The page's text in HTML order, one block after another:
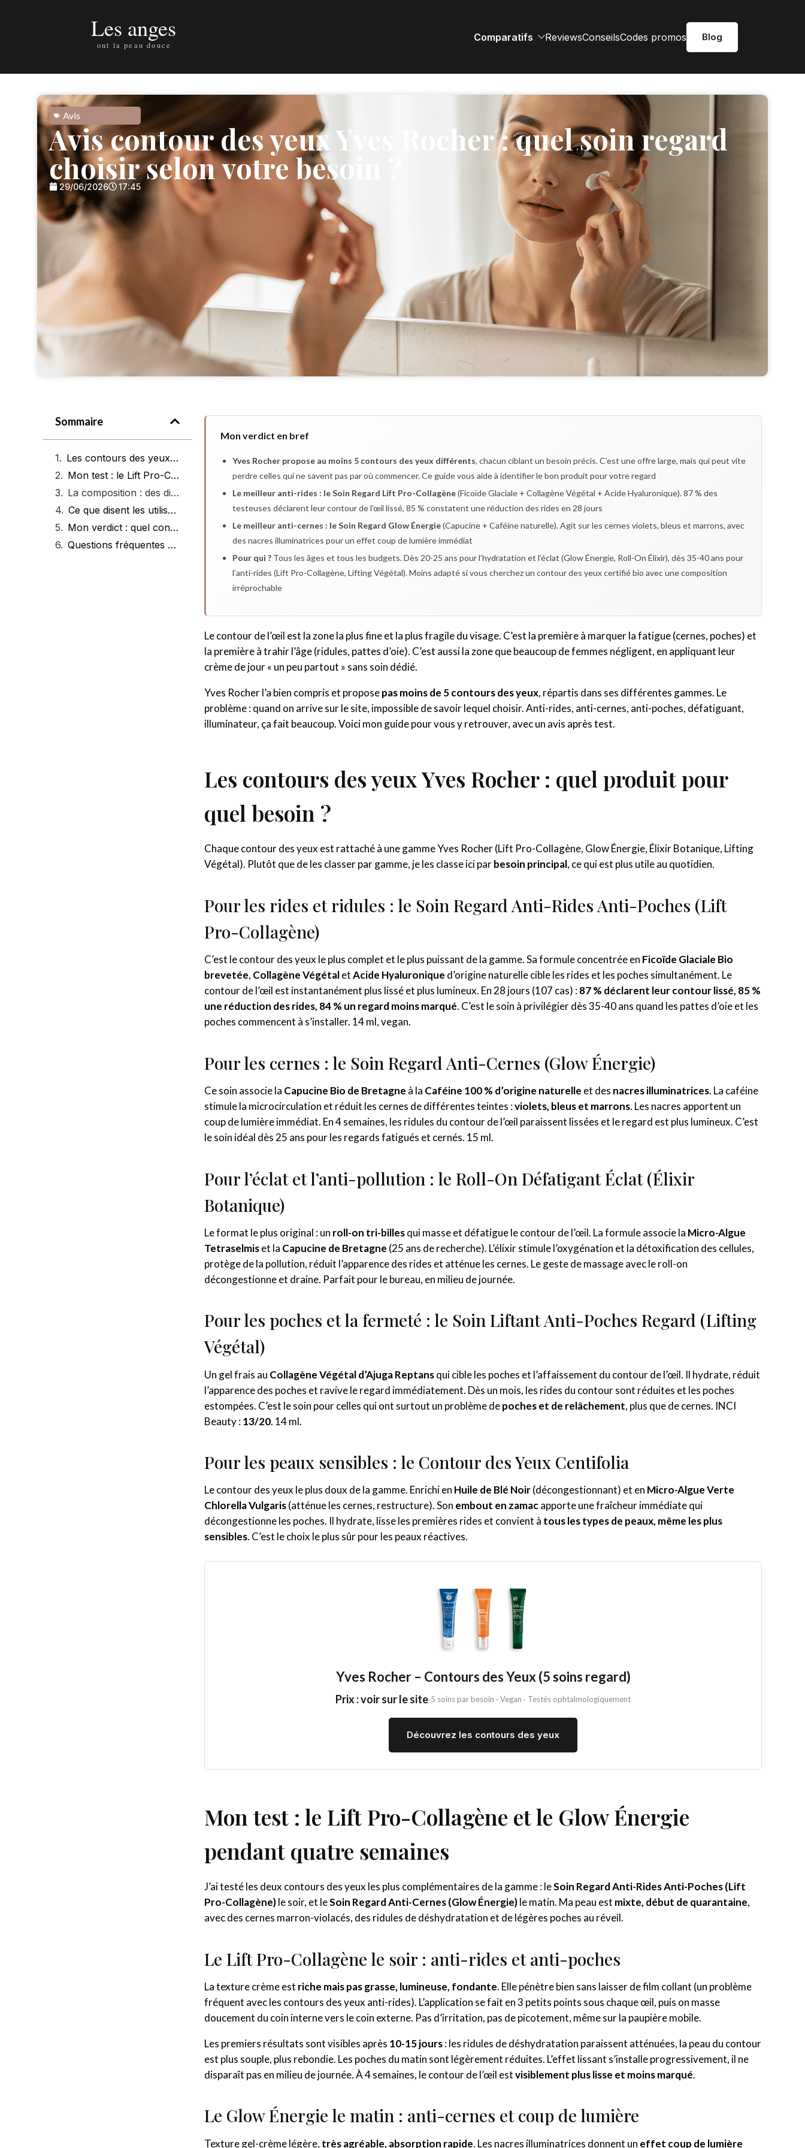
Comparatifs ReviewsConseilsCodes promos Blog
Avis
Avis contour des yeux Yves Rocher : quel soin regard
choisir selon votre besoin ?
29/06/2026 17:45
Sommaire
Les contours des yeux Yves Rocher : quel produit pour quel besoin ?
Mon test : le Lift Pro-Collagène et le Glow Énergie pendant quatre semaines
La composition : des différences selon les gammes
Ce que disent les utilisatrices
Mon verdict : quel contour des yeux choisir ?
Questions fréquentes sur les contours des yeux Yves Rocher
Mon verdict en bref
Yves Rocher propose au moins 5 contours des yeux différents, chacun ciblant un besoin précis. C’est une offre large, mais qui peut vite
perdre celles qui ne savent pas par où commencer. Ce guide vous aide à identifier le bon produit pour votre regard
Le meilleur anti-rides : le Soin Regard Lift Pro-Collagène(Ficoïde Glaciale + Collagène Végétal + Acide Hyaluronique). 87 % des
testeuses déclarent leur contour de l’œil lissé, 85 % constatent une réduction des rides en 28 jours
Le meilleur anti-cernes : le Soin Regard Glow Énergie(Capucine + Caféine naturelle). Agit sur les cernes violets, bleus et marrons, avec
des nacres illuminatrices pour un effet coup de lumière immédiat
Pour qui ? Tous les âges et tous les budgets. Dès 20-25 ans pour l’hydratation et l’éclat (Glow Énergie, Roll-On Élixir), dès 35-40 ans pour
l’anti-rides (Lift Pro-Collagène, Lifting Végétal). Moins adapté si vous cherchez un contour des yeux certifié bio avec une composition
irréprochable
Le contour de l’œil est la zone la plus fine et la plus fragile du visage. C’est la première à marquer la fatigue (cernes, poches) et
la première à trahir l’âge (ridules, pattes d’oie). C’est aussi la zone que beaucoup de femmes négligent, en appliquant leur
crème de jour « un peu partout » sans soin dédié.
Yves Rocher l’a bien compris et proposepas moins de 5 contours des yeux, répartis dans ses différentes gammes. Le
problème : quand on arrive sur le site, impossible de savoir lequel choisir. Anti-rides, anti-cernes, anti-poches, défatiguant,
illuminateur, ça fait beaucoup. Voici mon guide pour vous y retrouver, avec un avis après test.
Les contours des yeux Yves Rocher : quel produit pour
quel besoin ?
Chaque contour des yeux est rattaché à une gamme Yves Rocher (Lift Pro-Collagène, Glow Énergie, Élixir Botanique, Lifting
Végétal). Plutôt que de les classer par gamme, je les classe ici parbesoin principal, ce qui est plus utile au quotidien.
Pour les rides et ridules : le Soin Regard Anti-Rides Anti-Poches (Lift
Pro-Collagène)
C’est le contour des yeux le plus complet et le plus puissant de la gamme. Sa formule concentrée en Ficoïde Glaciale Bio
brevetée, Collagène VégétaletAcide Hyaluronique d’origine naturelle cible les rides et les poches simultanément. Le
contour de l’œil est instantanément plus lissé et plus lumineux. En 28 jours (107 cas) :87 % déclarent leur contour lissé, 85 %
une réduction des rides, 84 % un regard moins marqué. C’est le soin à privilégier dès 35-40 ans quand les pattes d’oie et les
poches commencent à s’installer. 14 ml, vegan.
Pour les cernes : le Soin Regard Anti-Cernes (Glow Énergie)
Ce soin associe la Capucine Bio de Bretagne à la Caféine 100 % d’origine naturelle et des nacres illuminatrices. La caféine
stimule la microcirculation et réduit les cernes de différentes teintes :violets, bleus et marrons. Les nacres apportent un
coup de lumière immédiat. En 4 semaines, les ridules du contour de l’œil paraissent lissées et le regard est plus lumineux. C’est
le soin idéal dès 25 ans pour les regards fatigués et cernés. 15 ml.
Pour l’éclat et l’anti-pollution : le Roll-On Défatigant Éclat (Élixir
Botanique)
Le format le plus original : un roll-on tri-billesqui masse et défatigue le contour de l’œil. La formule associe la Micro-Algue
Tetraselmiset la Capucine de Bretagne (25 ans de recherche). L’élixir stimule l’oxygénation et la détoxification des cellules,
protège de la pollution, réduit l’apparence des rides et atténue les cernes. Le geste de massage avec le roll-on
décongestionne et draine. Parfait pour le bureau, en milieu de journée.
Pour les poches et la fermeté : le Soin Liftant Anti-Poches Regard (Lifting
Végétal)
Un gel frais au Collagène Végétal d’Ajuga Reptansqui cible les poches et l’affaissement du contour de l’œil. Il hydrate, réduit
l’apparence des poches et ravive le regard immédiatement. Dès un mois, les rides du contour sont réduites et les poches
estompées. C’est le soin pour celles qui ont surtout un problème depoches et de relâchement, plus que de cernes. INCI
Beauty :13/20. 14 ml.
Pour les peaux sensibles : le Contour des Yeux Centifolia
Le contour des yeux le plus doux de la gamme. Enrichi en Huile de Blé Noir(décongestionnant) et en Micro-Algue Verte
Chlorella Vulgaris(atténue les cernes, restructure). Son embout en zamacapporte une fraîcheur immédiate qui
décongestionne les poches. Il hydrate, lisse les premières rides et convient à tous les types de peaux, même les plus
sensibles. C’est le choix le plus sûr pour les peaux réactives.
Yves Rocher – Contours des Yeux (5 soins regard)
Prix : voir sur le site·5 soins par besoin · Vegan · Testés ophtalmologiquement
Découvrez les contours des yeux
Mon test : le Lift Pro-Collagène et le Glow Énergie
pendant quatre semaines
J’ai testé les deux contours des yeux les plus complémentaires de la gamme : leSoin Regard Anti-Rides Anti-Poches (Lift
Pro-Collagène)le soir, et leSoin Regard Anti-Cernes (Glow Énergie)le matin. Ma peau est mixte, début de quarantaine,
avec des cernes marron-violacés, des ridules de déshydratation et de légères poches au réveil.
Le Lift Pro-Collagène le soir : anti-rides et anti-poches
La texture crème est riche mais pas grasse, lumineuse, fondante. Elle pénètre bien sans laisser de film collant (un problème
fréquent avec les contours des yeux anti-rides). L’application se fait en 3 petits points sous chaque œil, puis on masse
doucement du coin interne vers le coin externe. Pas d’irritation, pas de picotement, même sur la paupière mobile.
Les premiers résultats sont visibles après 10-15 jours: les ridules de déshydratation paraissent atténuées, la peau du contour
est plus souple, plus rebondie. Les poches du matin sont légèrement réduites. L’effet lissant s’installe progressivement, il ne
disparaît pas en milieu de journée. À 4 semaines, le contour de l’œil estvisiblement plus lisse et moins marqué.
Le Glow Énergie le matin : anti-cernes et coup de lumière
Texture gel-crème légère, très agréable, absorption rapide. Les nacres illuminatrices donnent un effet coup de lumière